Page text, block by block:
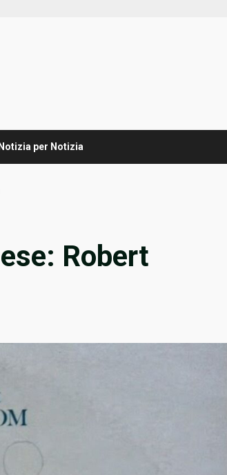
Notizia per Notizia
Robert